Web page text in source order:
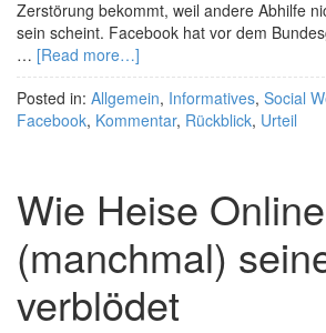
Zerstörung bekommt, weil andere Abhilfe
sein scheint. Facebook hat vor dem
… [Read more…]
Posted in: Allgemein, Informatives, Social
Facebook, Kommentar, Rückblick, Urteil
Wie Heise Online
(manchmal)
verblödet